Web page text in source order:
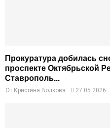
Прокуратура добилась
проспекте Октябрьской
Ставрополь...
От Кристина Волкова 27.05.2026